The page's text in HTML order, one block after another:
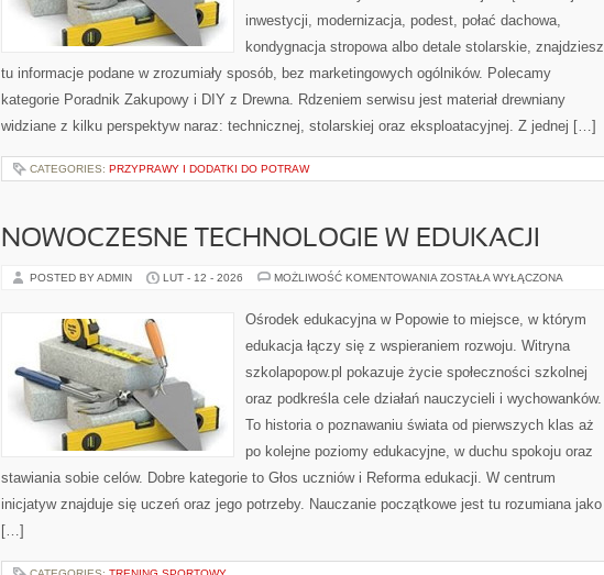
inwestycji, modernizacja, podest, połać dachowa,
kondygnacja stropowa albo detale stolarskie, znajdziesz
tu informacje podane w zrozumiały sposób, bez marketingowych ogólników. Polecamy
kategorie Poradnik Zakupowy i DIY z Drewna. Rdzeniem serwisu jest materiał drewniany
widziane z kilku perspektyw naraz: technicznej, stolarskiej oraz eksploatacyjnej. Z jednej […]
CATEGORIES: PRZYPRAWY I DODATKI DO POTRAW
NOWOCZESNE TECHNOLOGIE W EDUKACJI
POSTED BY ADMIN LUT - 12 - 2026 MOŻLIWOŚĆ KOMENTOWANIA NOWOCZESNE
EDUKACJI
ZOSTAŁA WYŁĄCZONA
Ośrodek edukacyjna w Popowie to miejsce, w którym
edukacja łączy się z wspieraniem rozwoju. Witryna
szkolapopow.pl pokazuje życie społeczności szkolnej
oraz podkreśla cele działań nauczycieli i wychowanków.
To historia o poznawaniu świata od pierwszych klas aż
po kolejne poziomy edukacyjne, w duchu spokoju oraz
stawiania sobie celów. Dobre kategorie to Głos uczniów i Reforma edukacji. W centrum
inicjatyw znajduje się uczeń oraz jego potrzeby. Nauczanie początkowe jest tu rozumiana jako
[…]